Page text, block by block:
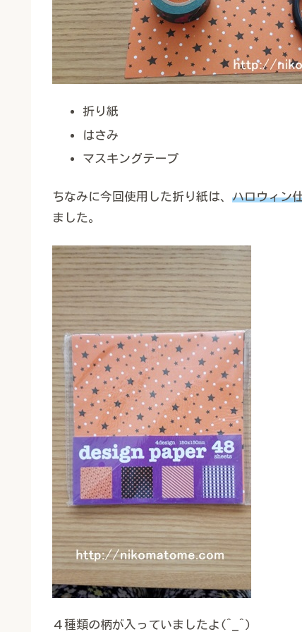
折り紙
はさみ
マスキングテープ
ちなみに今回使用した折り紙は、 ハロウィン
ました。
４種類の柄が入っていましたよ(^_^)